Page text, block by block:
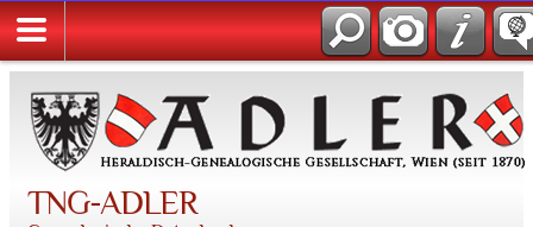
TNG-ADLER